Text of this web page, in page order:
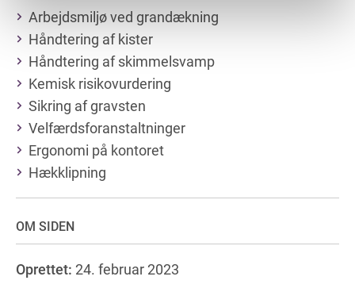
Arbejdsmiljø ved grandækning
Håndtering af kister
Håndtering af skimmelsvamp
Kemisk risikovurdering
Sikring af gravsten
Velfærdsforanstaltninger
Ergonomi på kontoret
Hækklipning
OM SIDEN
Oprettet: 24. februar 2023